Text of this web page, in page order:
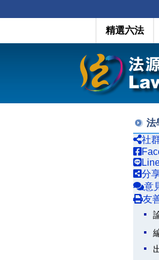
精選六法
法
社
分
意
友